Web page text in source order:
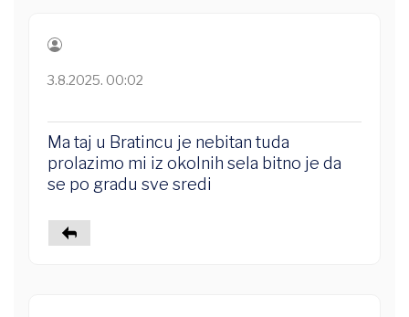
3.8.2025. 00:02
Ma taj u Bratincu je nebitan tuda
prolazimo mi iz okolnih sela bitno je da
se po gradu sve sredi